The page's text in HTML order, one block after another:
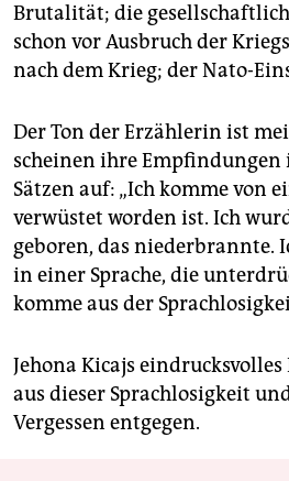
Brutalität; die
schon vor Ausbruch der
nach dem Krieg; der Nato-
Der Ton der Erzählerin ist
scheinen ihre
Sätzen auf: „Ich komme von
verwüstet worden ist. Ich
geboren, das niederbrannte.
in einer Sprache, die
komme aus der
Jehona Kicajs
aus dieser Sprachlosigkeit
Vergessen entgegen.